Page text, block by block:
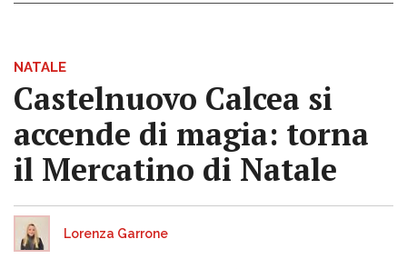
NATALE
Castelnuovo Calcea si
accende di magia: torna
il Mercatino di Natale
Lorenza Garrone